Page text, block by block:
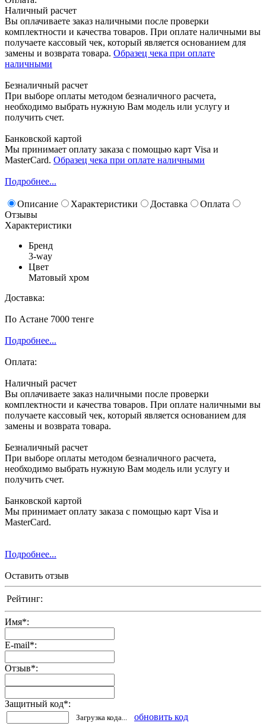
Наличный расчет
Вы оплачиваете заказ наличными после проверки
комплектности и качества товаров. При оплате наличными вы
получаете кассовый чек, который является основанием для
замены и возврата товара. Образец чека при оплате
наличными
Безналичный расчет
При выборе оплаты методом безналичного расчета,
необходимо выбрать нужную Вам модель или услугу и
получить счет.
Банковской картой
Мы принимает оплату заказа с помощью карт Visa и
MasterCard. Образец чека при оплате наличными
Подробнее...
Описание Характеристики Доставка
Оплата
Отзывы
Характеристики
Бренд
3-way
Цвет
Матовый хром
Доставка:
По Астане 7000 тенге
Подробнее...
Оплата:
Наличный расчет
Вы оплачиваете заказ наличными после проверки
комплектности и качества товаров. При оплате наличными вы
получаете кассовый чек, который является основанием для
замены и возврата товара.
Безналичный расчет
При выборе оплаты методом безналичного расчета,
необходимо выбрать нужную Вам модель или услугу и
получить счет.
Банковской картой
Мы принимает оплату заказа с помощью карт Visa и
MasterCard.
Подробнее...
Оставить отзыв
Рейтинг:
Имя*:
E-mail*:
Отзыв*:
Защитный код*:
Загрузка кода...
обновить код